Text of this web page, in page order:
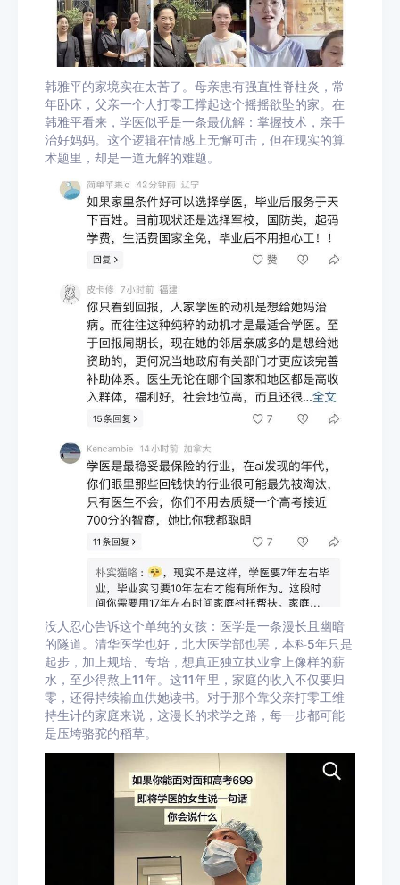
韩雅平的家境实在太苦了。母亲患有强直性脊柱炎，常
年卧床，父亲一个人打零工撑起这个摇摇欲坠的家。在
韩雅平看来，学医似乎是一条最优解：掌握技术，亲手
治好妈妈。这个逻辑在情感上无懈可击，但在现实的算
术题里，却是一道无解的难题。
没人忍心告诉这个单纯的女孩：医学是一条漫长且幽暗
的隧道。清华医学也好，北大医学部也罢，本科5年只是
起步，加上规培、专培，想真正独立执业拿上像样的薪
水，至少得熬上11年。这11年里，家庭的收入不仅要归
零，还得持续输血供她读书。对于那个靠父亲打零工维
持生计的家庭来说，这漫长的求学之路，每一步都可能
是压垮骆驼的稻草。